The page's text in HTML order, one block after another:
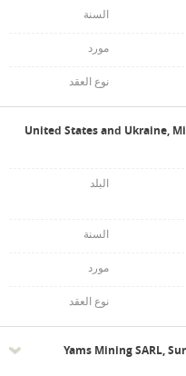
United States and Ukraine,
Yams Mining SARL,